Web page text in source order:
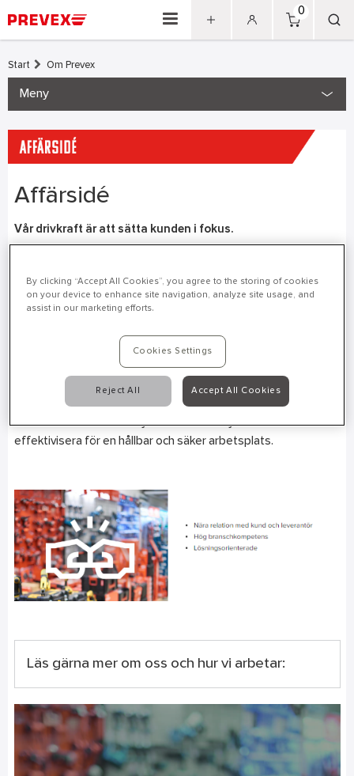
0
Start Om Prevex
Meny
Affärsidé
Vår drivkraft är att sätta kunden i fokus.
installation och leverera en kundupplevelse som skapar ett
stort värde i alla våra kontakter.
för våra kunders utmaningar och hitta effektiva och hållbara
lösningar, helt enkelt ett partnerskap som gör skillnad!
Finns där inte en färdig lösning så har vi ett stort engagemang
att tillsammans ta fram nya metoder och tjänster för att
effektivisera för en hållbar och säker arbetsplats.
Läs gärna mer om oss och hur vi arbetar:
By clicking “Accept All Cookies”, you agree to the storing of cookies
on your device to enhance site navigation, analyze site usage, and
assist in our marketing efforts.
Cookies Settings
Reject All Accept All Cookies